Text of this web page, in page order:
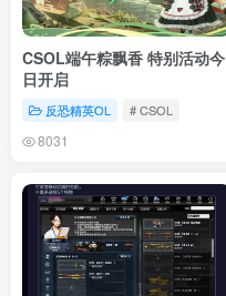
CSOL端午粽飘香 特别活动今
日开启
反恐精英OL # CSOL
8031